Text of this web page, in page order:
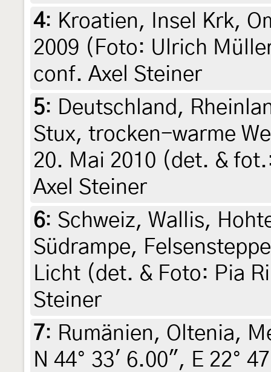
4: Kroatien, Insel Krk,
2009 (Foto: Ulrich
conf. Axel Steiner
5: Deutschland,
Stux, trocken-warme
20. Mai 2010 (det. &
Axel Steiner
6: Schweiz, Wallis,
Südrampe,
Licht (det. & Foto: Pia
Steiner
7: Rumänien, Oltenia,
N 44° 33' 6.00", E 22°